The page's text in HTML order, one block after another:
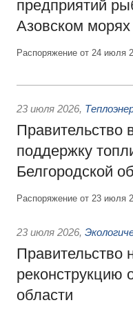
предприятий
Азовском морях
Распоряжение от 24 июля
23 июля 2026,
Правительство
поддержку
Белгородской
Распоряжение от 23 июля
23 июля 2026,
Правительство
реконструкцию
области